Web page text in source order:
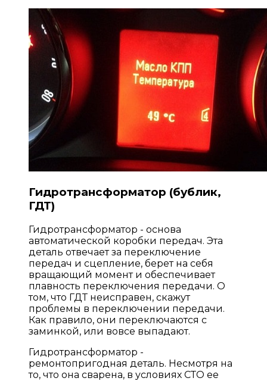
Гидротрансформатор (бублик,
ГДТ)
Гидротрансформатор - основа
автоматической коробки передач. Эта
деталь отвечает за переключение
передач и сцепление, берет на себя
вращающий момент и обеспечивает
плавность переключения передачи. О
том, что ГДТ неисправен, скажут
проблемы в переключении передачи.
Как правило, они переключаются с
заминкой, или вовсе выпадают.
Гидротрансформатор -
ремонтопригодная деталь. Несмотря на
то, что она сварена, в условиях СТО ее